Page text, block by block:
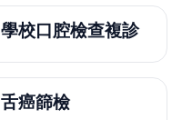
學校口腔檢查複診
舌癌篩檢